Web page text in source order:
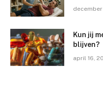
Kun jij
blijven?
april 16,